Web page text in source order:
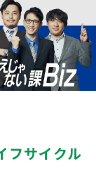
フサイクル